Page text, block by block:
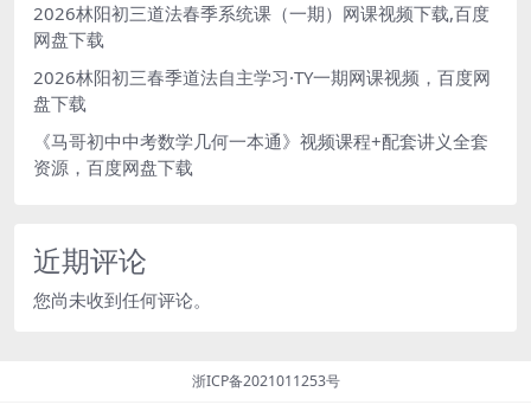
2026林阳初三道法春季系统课（一期）网课视频下载,百度
网盘下载
2026林阳初三春季道法自主学习·TY一期网课视频，百度网
盘下载
《马哥初中中考数学几何一本通》视频课程+配套讲义全套
资源，百度网盘下载
近期评论
您尚未收到任何评论。
浙ICP备2021011253号